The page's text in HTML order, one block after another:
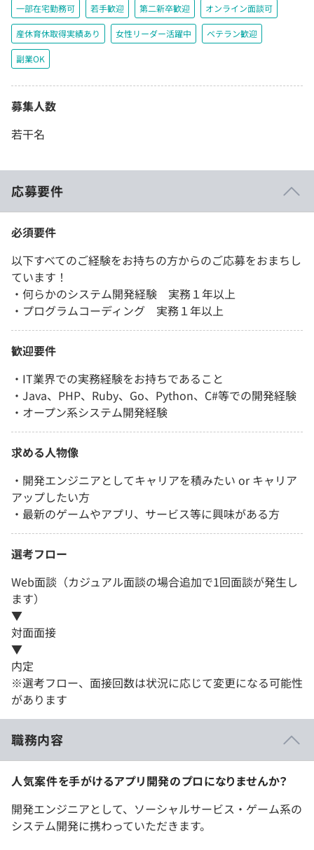
一部在宅勤務可 若手歓迎 第二新卒歓迎 オンライン面談可
産休育休取得実績あり 女性リーダー活躍中 ベテラン歓迎
副業OK
募集人数
若干名
応募要件
必須要件
以下すべてのご経験をお持ちの方からのご応募をおまちし
ています！
・何らかのシステム開発経験 実務１年以上
・プログラムコーディング 実務１年以上
歓迎要件
・IT業界での実務経験をお持ちであること
・Java、PHP、Ruby、Go、Python、C#等での開発経験
・オープン系システム開発経験
求める人物像
・開発エンジニアとしてキャリアを積みたい or キャリア
アップしたい方
・最新のゲームやアプリ、サービス等に興味がある方
選考フロー
Web面談（カジュアル面談の場合追加で1回面談が発生し
ます）
▼
対面面接
▼
内定
※選考フロー、面接回数は状況に応じて変更になる可能性
があります
職務内容
人気案件を手がけるアプリ開発のプロになりませんか？
開発エンジニアとして、ソーシャルサービス・ゲーム系の
システム開発に携わっていただきます。